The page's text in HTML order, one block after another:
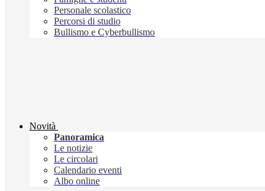
Personale scolastico
Percorsi di studio
Bullismo e Cyberbullismo
Novità
Panoramica
Le notizie
Le circolari
Calendario eventi
Albo online